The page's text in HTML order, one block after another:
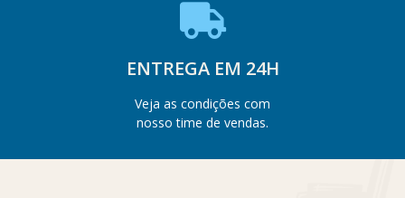
ENTREGA EM 24H
Veja as condições com
nosso time de vendas.